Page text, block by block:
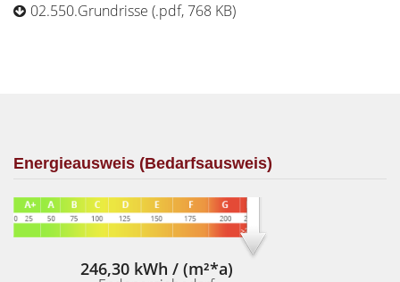
02.550.Grundrisse (.pdf, 768 KB)
Energieausweis (Bedarfsausweis)
246,30 kWh / (m²*a)